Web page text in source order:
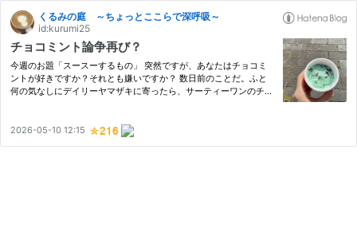
くるみの庭 ～ちょっとここらで深呼吸～
id:kurumi25
チョコミント論争再び？
今週のお題「スースーするもの」 突然ですが、あなたはチョコミ
ントが好きですか？それとも嫌いですか？ 数日前のことだ。ふと
何の気なしにデイリーヤマザキに寄ったら、サーティーワンのチョ
思…
2026-05-10 12:15